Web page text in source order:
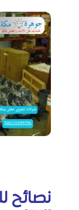
نصائح